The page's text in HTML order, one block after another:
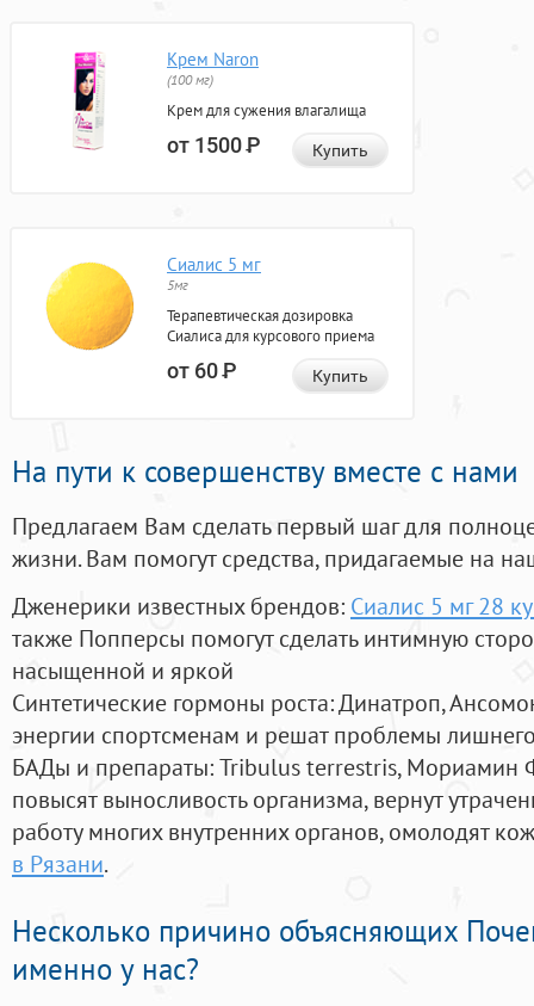
Крем Naron
(100 мг)
Крем для сужения влагалища
от 1500Р Купить
Сиалис 5 мг
5мг
Терапевтическая дозировка
Сиалиса для курсового приема
от 60Р Купить
На пути к совершенству вместе с нами
Предлагаем Вам сделать первый шаг для
жизни. Вам помогут средства, придагаемые на
Дженерики известных брендов: Сиалис 5 мг 28
также Попперсы помогут сделать интимную
насыщенной и яркой
Синтетические гормоны роста: Динатроп,
энергии спортсменам и решат проблемы
БАДы и препараты:Tribulus terrestris, Мориамин
повысят выносливость организма, вернут
работу многих внутренних органов, омолодят
в Рязани.
Несколько причино объясняющих
именно у нас?